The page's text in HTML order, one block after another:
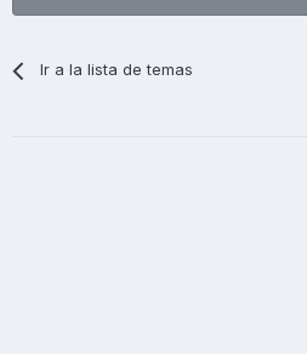
Ir a la lista de temas